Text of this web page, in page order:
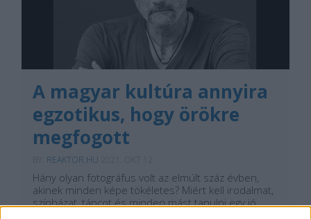
A magyar kultúra annyira
egzotikus, hogy örökre
megfogott
REAKTOR.HU
Hány olyan fotográfus volt az elmúlt száz évben,
akinek minden képe tökéletes? Miért kell irodalmat,
színházat, táncot és minden mást tanulni egy jó